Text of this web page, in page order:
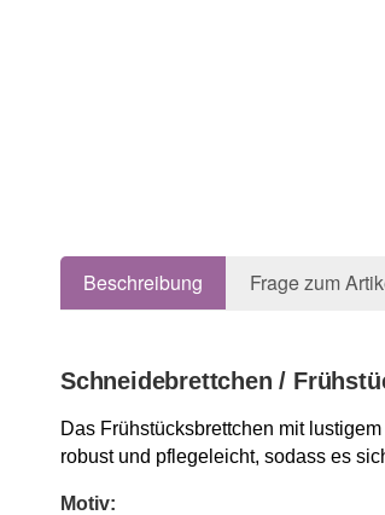
Beschreibung Frage zum
Schneidebrettchen /
Das Frühstücksbrettchen mit
robust und pflegeleicht, sodass es
Motiv: